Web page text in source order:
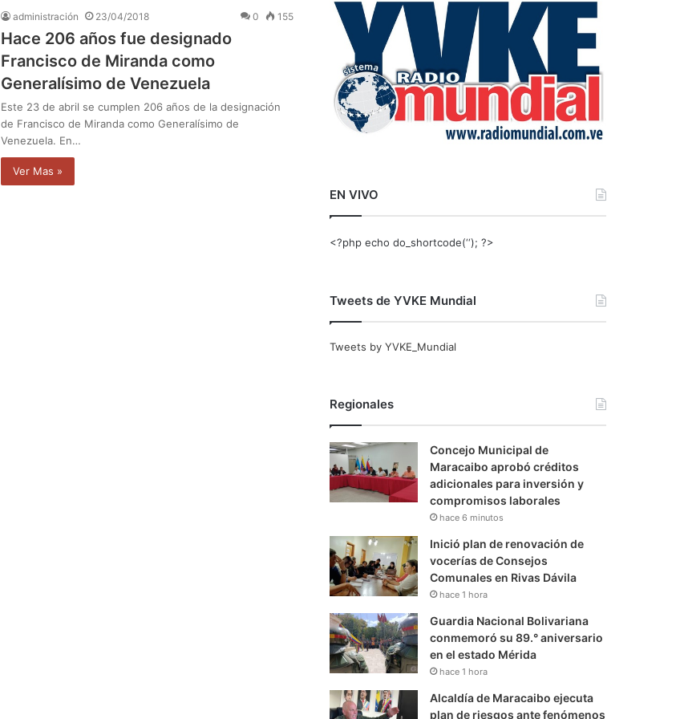
administración 23/04/2018 0 155
Hace 206 años fue designado
Francisco de Miranda como
Generalísimo de Venezuela
Este 23 de abril se cumplen 206 años de la designación
de Francisco de Miranda como Generalísimo de
Venezuela. En…
Ver Mas »
r
EN VIVO
<?php echo do_shortcode(‘‘); ?>
Tweets de YVKE Mundial
Tweets by YVKE_Mundial
Regionales
Concejo Municipal de
Maracaibo aprobó créditos
adicionales para inversión y
compromisos laborales
hace 6 minutos
Inició plan de renovación de
vocerías de Consejos
Comunales en Rivas Dávila
hace 1 hora
Guardia Nacional Bolivariana
conmemoró su 89.° aniversario
en el estado Mérida
hace 1 hora
Alcaldía de Maracaibo ejecuta
plan de riesgos ante fenómenos